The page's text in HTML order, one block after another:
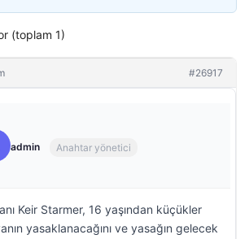
(toplam 1)
#26917
admin Anahtar yönetici
Keir Starmer, 16 yaşından küçükler
yasaklanacağını ve yasağın gelecek